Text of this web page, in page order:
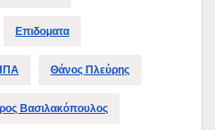
Επιδοματα
Θάνος Πλεύρης
Βασιλακόπουλος